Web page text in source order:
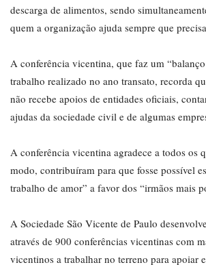
descarga de alimentos, sendo
quem a organização ajuda sempre que
A conferência vicentina, que faz um
trabalho realizado no ano transato, recorda
não recebe apoios de entidades oficiais,
ajudas da sociedade civil e de algumas
A conferência vicentina agradece a todos os
modo, contribuíram para que fosse possível
trabalho de amor” a favor dos “irmãos mais
A Sociedade São Vicente de Paulo
através de 900 conferências vicentinas com
vicentinos a trabalhar no terreno para apoiar